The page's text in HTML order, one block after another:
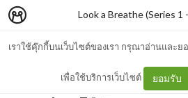
เราใช้คุ๊กกี้บนเว็บไซต์ของเรา กรุณาอ่านและย
เพื่อใช้บริการเว็บไซต์ ยอมรับ
Look a Breathe (Series 1
#033 ฤดูร้อน ดอ